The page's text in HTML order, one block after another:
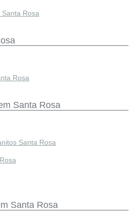
Rosa
Rosa
Santa Rosa
Santa Rosa
Santa Rosa